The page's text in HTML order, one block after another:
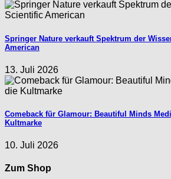
Springer Nature verkauft Spektrum der
American
13. Juli 2026
Comeback für Glamour: Beautiful Minds
Kultmarke
10. Juli 2026
Zum Shop